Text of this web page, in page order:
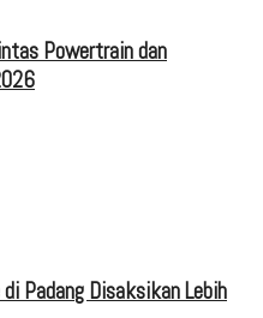
Powertrain dan
Padang Disaksikan Lebih